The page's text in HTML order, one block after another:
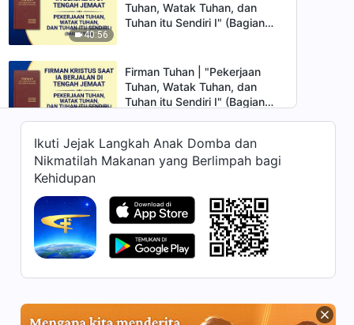
40:56
Tuhan, Watak Tuhan, dan
Tuhan itu Sendiri I" (Bagian
Firman Tuhan | "Pekerjaan
Tuhan, Watak Tuhan, dan
Tuhan itu Sendiri I" (Bagian
Firman Tuhan | "Pekerjaan
Tuhan, Watak Tuhan, dan
Satu)
Firman Tuhan | "Pekerjaan
Tuhan, Watak Tuhan, dan
Tuhan itu Sendiri II" (Bagian
Firman Tuhan | "Pekerjaan
Tuhan, Watak Tuhan, dan
Ikuti Jejak Langkah Anak Domba dan
Nikmatilah Makanan yang Berlimpah bagi
Kehidupan